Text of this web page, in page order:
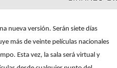
nueva versión. Serán siete días
más de veinte películas nacionales
Esta vez, la sala será virtual y